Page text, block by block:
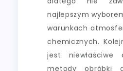
najlepszym
warunkach
chemicznych.
jest niewłaściwe
metody obróbki